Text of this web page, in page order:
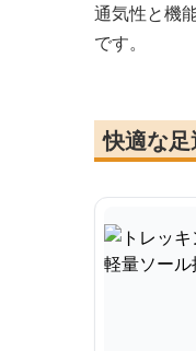
通気性と機
です。
快適な